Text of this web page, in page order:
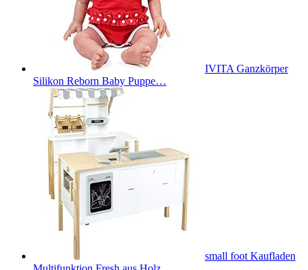
IVITA Ganzkörper
Silikon Reborn Baby Puppe…
small foot Kaufladen